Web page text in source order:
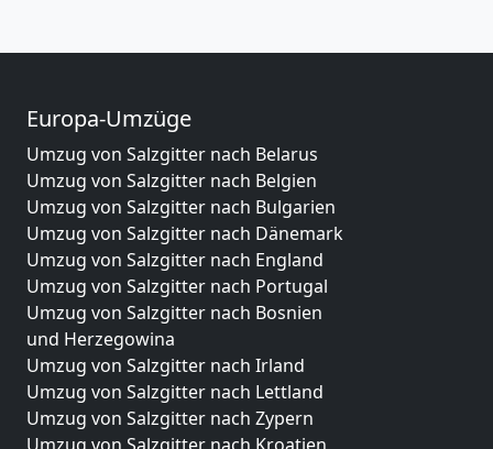
Europa-Umzüge
Umzug von Salzgitter nach Belarus
Umzug von Salzgitter nach Belgien
Umzug von Salzgitter nach Bulgarien
Umzug von Salzgitter nach Dänemark
Umzug von Salzgitter nach England
Umzug von Salzgitter nach Portugal
Umzug von Salzgitter nach Bosnien
und Herzegowina
Umzug von Salzgitter nach Irland
Umzug von Salzgitter nach Lettland
Umzug von Salzgitter nach Zypern
Umzug von Salzgitter nach Kroatien